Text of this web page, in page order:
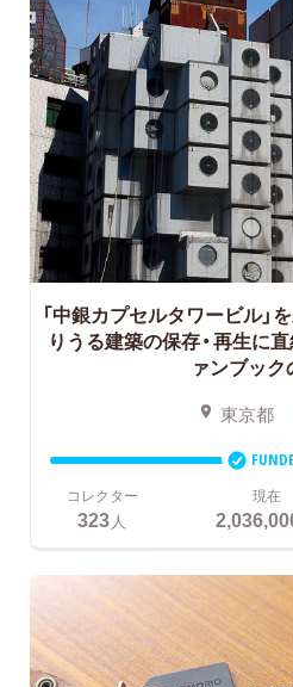
「中銀カプセルタワービル
りうる建築の保存・再生に
ァンブック
東京都
コレクター
323 人
現在